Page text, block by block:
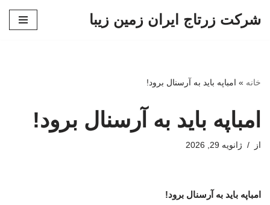
شرکت زرتاج ایران زمین زیبا
خانه » امباپه باید به آرسنال برود!
امباپه باید به آرسنال برود!
از ژانویه 29, 2026
امباپه باید به آرسنال برود!